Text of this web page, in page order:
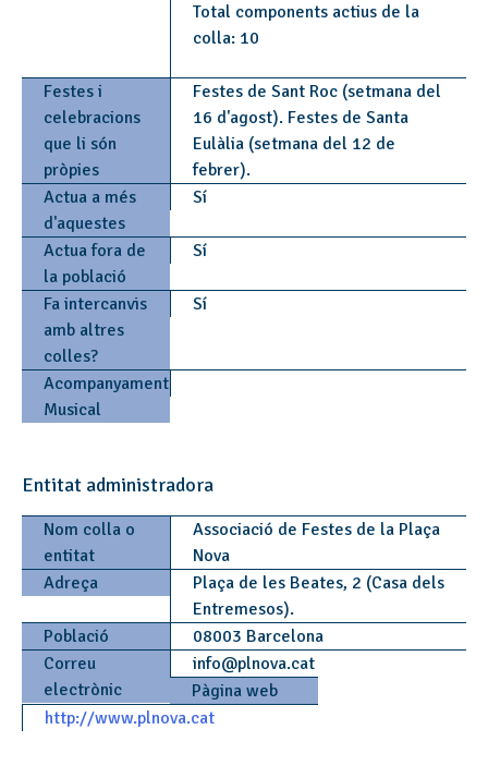
Total components actius de la
colla: 10
Festes i
celebracions
que li són
pròpies
Festes de Sant Roc (setmana del
16 d'agost). Festes de Santa
Eulàlia (setmana del 12 de
febrer).
Actua a més
d'aquestes
Sí
Actua fora de
la població
Sí
Fa intercanvis
amb altres
colles?
Sí
Acompanyament
Musical
Entitat administradora
Nom colla o
entitat
Associació de Festes de la Plaça
Nova
Adreça
Plaça de les Beates, 2 (Casa dels
Entremesos).
Població
08003 Barcelona
Correu
electrònic
info@plnova.cat
Pàgina web
http://www.plnova.cat